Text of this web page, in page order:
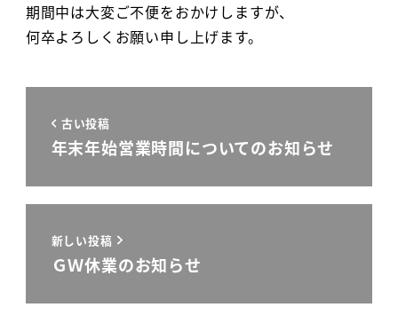
期間中は大変ご不便をおかけしますが、
何卒よろしくお願い申し上げます。
古い投稿
年末年始営業時間についてのお知らせ
新しい投稿
ＧＷ休業のお知らせ